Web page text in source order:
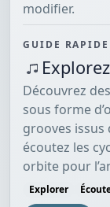
modifier.
GUIDE RAPIDE
Découvrez
sous forme
grooves
écoutez les
orbite pour
Explorer